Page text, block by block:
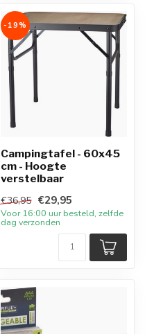
-19%
Campingtafel - 60x45
cm - Hoogte
verstelbaar
€36,95 €29,95
Voor 16:00 uur besteld, zelfde
dag verzonden